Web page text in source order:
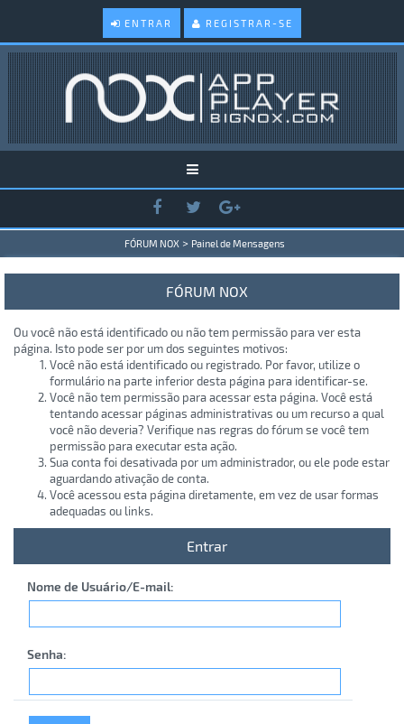
ENTRAR REGISTRAR-SE
FÓRUM NOX > Painel de Mensagens
FÓRUM NOX
Ou você não está identificado ou não tem permissão para ver esta
página. Isto pode ser por um dos seguintes motivos:
Você não está identificado ou registrado. Por favor, utilize o
formulário na parte inferior desta página para identificar-se.
Você não tem permissão para acessar esta página. Você está
tentando acessar páginas administrativas ou um recurso a qual
você não deveria? Verifique nas regras do fórum se você tem
permissão para executar esta ação.
Sua conta foi desativada por um administrador, ou ele pode estar
aguardando ativação de conta.
Você acessou esta página diretamente, em vez de usar formas
adequadas ou links.
Entrar
Nome de Usuário/E-mail:
Senha: